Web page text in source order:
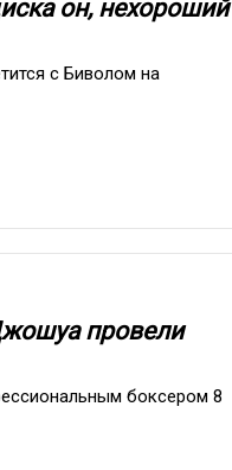
он, нехороший
с Биволом на
провели
боксером 8